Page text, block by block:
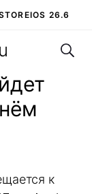
IOS 26.6
к